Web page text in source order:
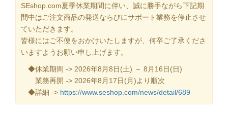
SEshop.com夏季休業期間に伴い、誠に勝手ながら下記期
間中はご注文商品の発送ならびにサポート業務を停止させ
ていただきます。
皆様にはご不便をおかけいたしますが、何卒ご了承くださ
いますようお願い申し上げます。
◆休業期間 -> 2026年8月8日(土) ～ 8月16日(日)
業務再開 -> 2026年8月17日(月)より順次
◆詳細 -> https://www.seshop.com/news/detail/689